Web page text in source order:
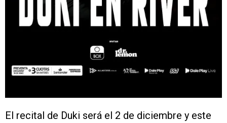
El recital de Duki será el 2 de diciembre y este